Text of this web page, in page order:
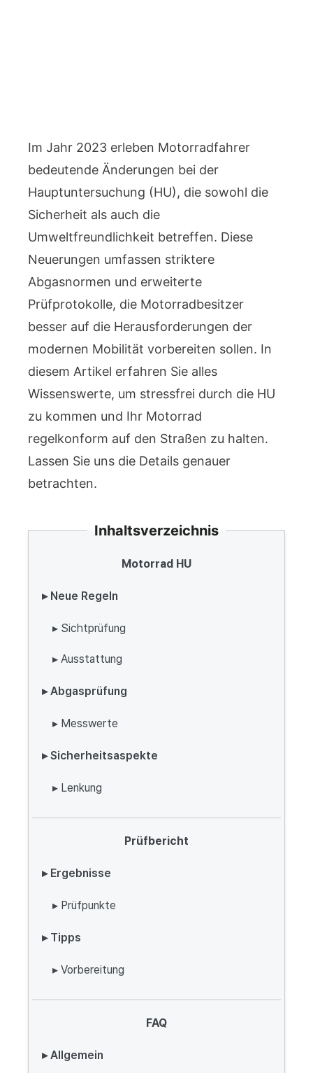
Im Jahr 2023 erleben Motorradfahrer
bedeutende Änderungen bei der
Hauptuntersuchung (HU), die sowohl die
Sicherheit als auch die
Umweltfreundlichkeit betreffen. Diese
Neuerungen umfassen striktere
Abgasnormen und erweiterte
Prüfprotokolle, die Motorradbesitzer
besser auf die Herausforderungen der
modernen Mobilität vorbereiten sollen. In
diesem Artikel erfahren Sie alles
Wissenswerte, um stressfrei durch die HU
zu kommen und Ihr Motorrad
regelkonform auf den Straßen zu halten.
Lassen Sie uns die Details genauer
betrachten.
Inhaltsverzeichnis
Motorrad HU
▸ Neue Regeln
▸ Sichtprüfung
▸ Ausstattung
▸ Abgasprüfung
▸ Messwerte
▸ Sicherheitsaspekte
▸ Lenkung
Prüfbericht
▸ Ergebnisse
▸ Prüfpunkte
▸ Tipps
▸ Vorbereitung
FAQ
▸ Allgemein